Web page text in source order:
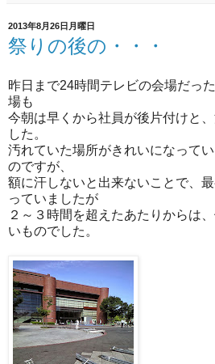
2013年8月26日月曜日
祭りの後の・・・
昨日まで24時間テレビの会場だっ
場も
今朝は早くから社員が後片付けと
した。
汚れていた場所がきれいになって
のですが、
額に汗しないと出来ないことで、
っていましたが
２～３時間を超えたあたりからは
いものでした。